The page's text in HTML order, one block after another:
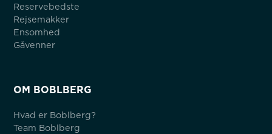
Reservebedste
Rejsemakker
Ensomhed
Gåvenner
OM BOBLBERG
Hvad er Boblberg?
Team Boblberg